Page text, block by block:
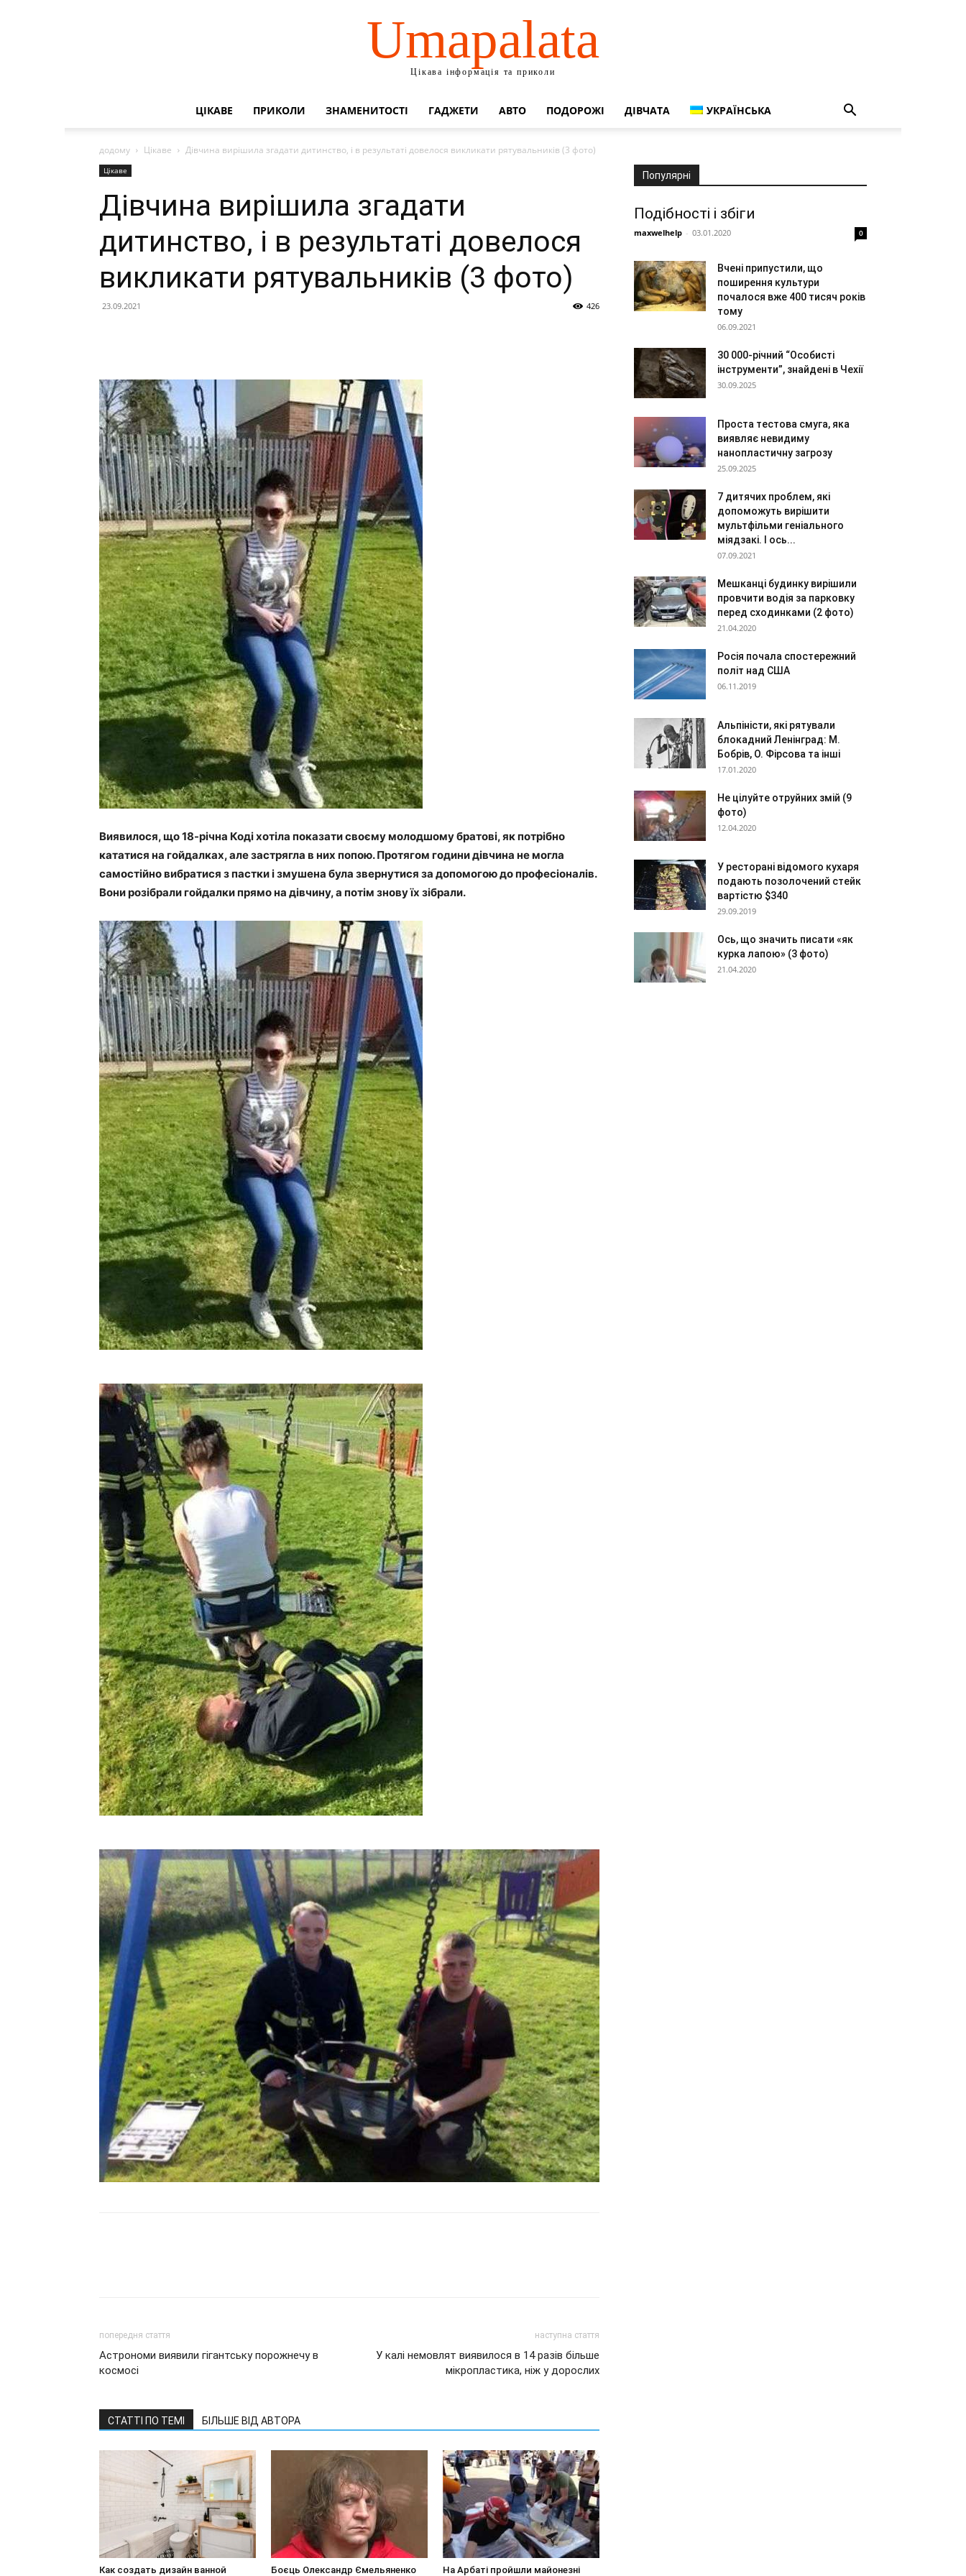
Umapalata
Цікава інформація та приколи
ЦІКАВЕ ПРИКОЛИ ЗНАМЕНИТОСТІ ГАДЖЕТИ АВТО ПОДОРОЖІ ДІВЧАТА УКРАЇНСЬКА
додому Цікаве Дівчина вирішила згадати дитинство, і в результаті довелося викликати рятувальників (3 фото)
Цікаве
Дівчина вирішила згадати
дитинство, і в результаті довелося
викликати рятувальників (3 фото)
23.09.2021 426
Виявилося, що 18-річна Коді хотіла показати своєму молодшому братові, як потрібно
кататися на гойдалках, але застрягла в них попою. Протягом години дівчина не могла
самостійно вибратися з пастки і змушена була звернутися за допомогою до професіоналів.
Вони розібрали гойдалки прямо на дівчину, а потім знову їх зібрали.
попередня стаття
Астрономи виявили гігантську порожнечу в
космосі
наступна стаття
У калі немовлят виявилося в 14 разів більше
мікропластика, ніж у дорослих
СТАТТІ ПО ТЕМІ БІЛЬШЕ ВІД АВТОРА
Как создать дизайн ванной Боєць Олександр Ємельяненко На Арбаті пройшли майонезні
Популярні
Подібності і збіги
maxwelhelp - 03.01.2020 0
Вчені припустили, що
поширення культури
почалося вже 400 тисяч років
тому
06.09.2021
30 000-річний “Особисті
інструменти”, знайдені в Чехії
30.09.2025
Проста тестова смуга, яка
виявляє невидиму
нанопластичну загрозу
25.09.2025
7 дитячих проблем, які
допоможуть вирішити
мультфільми геніального
міядзакі. І ось...
07.09.2021
Мешканці будинку вирішили
провчити водія за парковку
перед сходинками (2 фото)
21.04.2020
Росія почала спостережний
політ над США
06.11.2019
Альпіністи, які рятували
блокадний Ленінград: М.
Бобрів, О. Фірсова та інші
17.01.2020
Не цілуйте отруйних змій (9
фото)
12.04.2020
У ресторані відомого кухаря
подають позолочений стейк
вартістю $340
29.09.2019
Ось, що значить писати «як
курка лапою» (3 фото)
21.04.2020